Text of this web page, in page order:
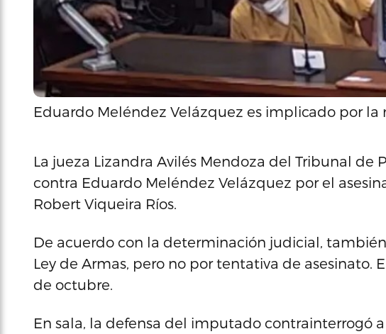
Eduardo Meléndez Velázquez es implicado por la
La jueza Lizandra Avilés Mendoza del Tribunal de
contra Eduardo Meléndez Velázquez por el
Robert Viqueira Ríos.
De acuerdo con la determinación judicial,
Ley de Armas, pero no por tentativa de asesinato.
de octubre.
En sala, la defensa del imputado contrainterrogó